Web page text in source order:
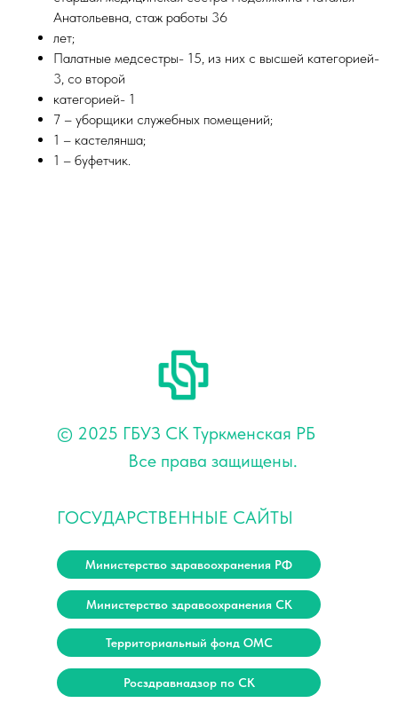
Анатольевна, стаж работы 36
лет;
Палатные медсестры- 15, из них с высшей категорией-
3, со второй
категорией- 1
7 – уборщики служебных помещений;
1 – кастелянша;
1 – буфетчик.
© 2025 ГБУЗ СК Туркменская РБ
Все права защищены.
Министерство здравоохранения РФ
Министерство здравоохранения СК
Территориальный фонд ОМС
Росздравнадзор по СК
ГОСУДАРСТВЕННЫЕ САЙТЫ